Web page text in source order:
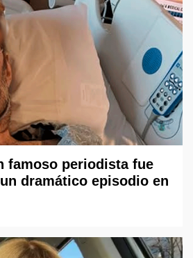
famoso periodista fue
dramático episodio en